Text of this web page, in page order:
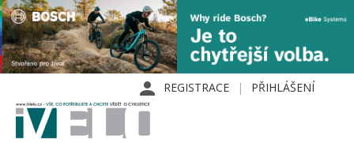
REGISTRACE PŘIHLÁŠENÍ